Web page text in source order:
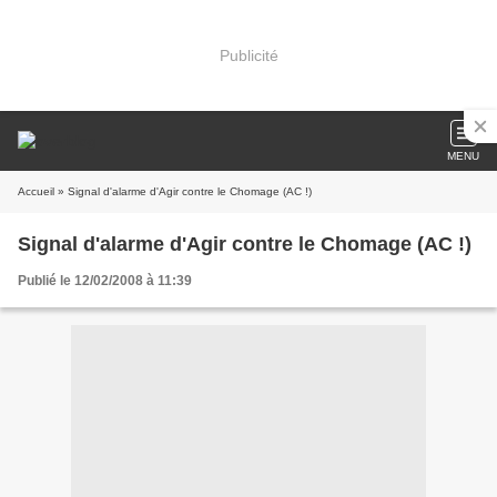
Publicité
MENU
Accueil » Signal d'alarme d'Agir contre le Chomage (AC !)
Signal d'alarme d'Agir contre le Chomage (AC !)
Publié le 12/02/2008 à 11:39